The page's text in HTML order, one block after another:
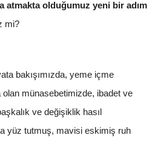
atmakta olduğumuz yeni bir adım
mi?
bakışımızda, yeme içme
münasebetimizde, ibadet ve
ve değişiklik hasıl
yüz tutmuş, mavisi eskimiş ruh